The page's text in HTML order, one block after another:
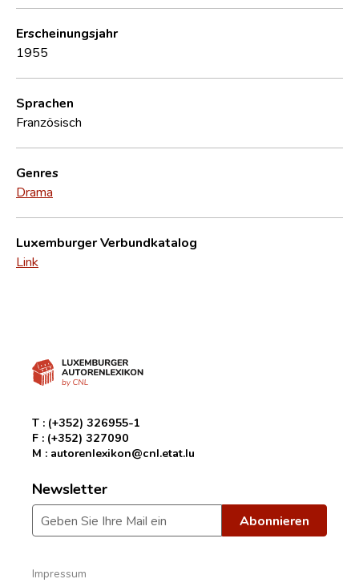
Erscheinungsjahr
1955
Sprachen
Französisch
Genres
Drama
Luxemburger Verbundkatalog
Link
T : (+352) 326955-1
F : (+352) 327090
M : autorenlexikon@cnl.etat.lu
Newsletter
Impressum